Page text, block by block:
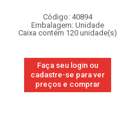
Código: 40894
Embalagem: Unidade
Caixa contém 120 unidade(s)
Faça seu login ou
cadastre-se para ver
preços e comprar